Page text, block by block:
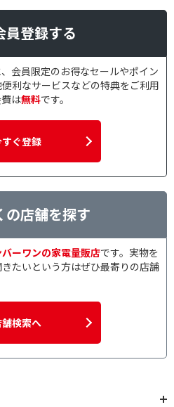
員登録する
会員限定のお得なセールやポイン
利なサービスなどの特典をご利用
は無料です。
ぐ登録
の店舗を探す
ーワンの家電量販店です。実物を
たいという方はぜひ最寄りの店舗
検索へ